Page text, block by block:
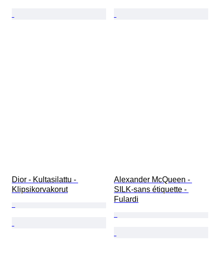
Dior - Kultasilattu -
Klipsikorvakorut
Alexander McQueen -
SILK-sans étiquette -
Fulardi